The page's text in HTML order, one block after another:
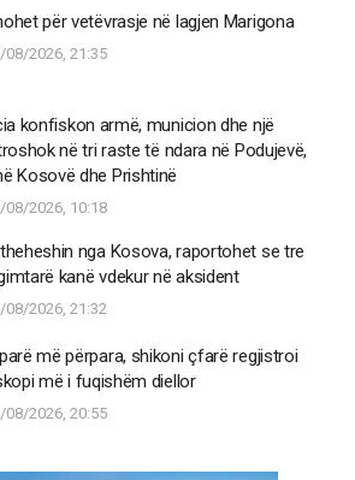
për vetëvrasje në lagjen Marigona
08/2026, 21:35
konfiskon armë, municion dhe një
në tri raste të ndara në Podujevë,
Kosovë dhe Prishtinë
08/2026, 10:18
nga Kosova, raportohet se tre
kanë vdekur në aksident
08/2026, 21:32
më përpara, shikoni çfarë regjistroi
më i fuqishëm diellor
08/2026, 20:55